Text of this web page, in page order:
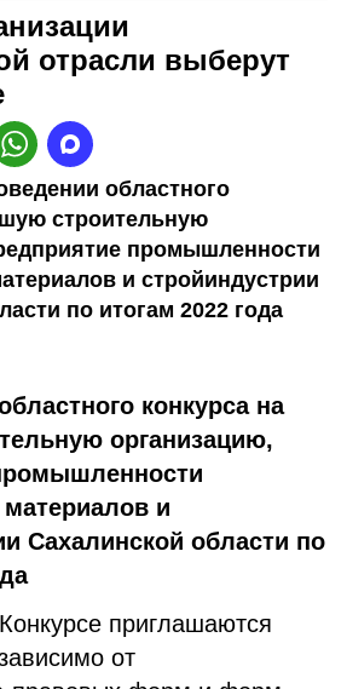
отрасли выберут
областного
строительную
промышленности
и стройиндустрии
по итогам 2022 года
конкурса на
организацию,
и
Сахалинской области по
приглашаются
от